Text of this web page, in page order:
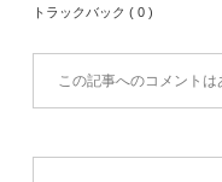
トラックバック ( 0 )
この記事へのコメントは